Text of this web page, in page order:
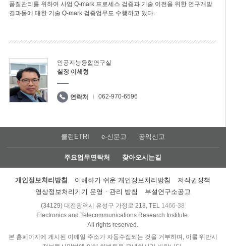
품질관리를 위하여 사업 Q-mark 프로세스 검증과 기술 이전을 위한 연구개발
결과물에 대한 기술 Q-mark 검증업무도 수행하고 있다.
인공지능융합연구실
실장 이세형
연락처 062-970-6596
클린ETRI e-신문고 공익신고
주요업무연락처 찾아오시는길
개인정보처리방침 이해하기 쉬운 개인정보처리방침
저작권정책
영상정보처리기기 운영ㆍ관리 방침
부설연구소공고
(34129) 대전광역시 유성구 가정로 218, TEL 1466-38
Electronics and Telecommunications Research Institute.
All rights reserved.
본 홈페이지에 게시된 이메일 주소가 자동수집되는 것을 거부하며, 이를 위반시